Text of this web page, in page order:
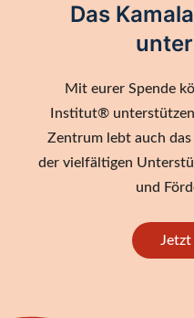
Das
Mit eurer Spende
Institut®
Zentrum lebt auch
der vielfältigen
und
Jetzt